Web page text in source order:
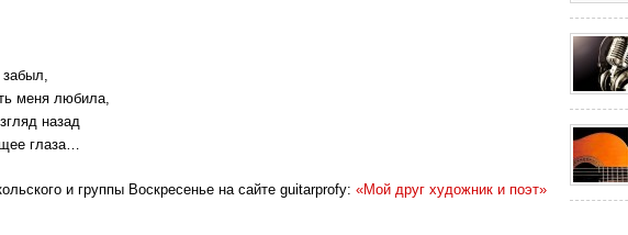
меня любила,
назад
глаза…
и группы Воскресенье на сайте guitarprofy: «Мой друг художник и поэт»